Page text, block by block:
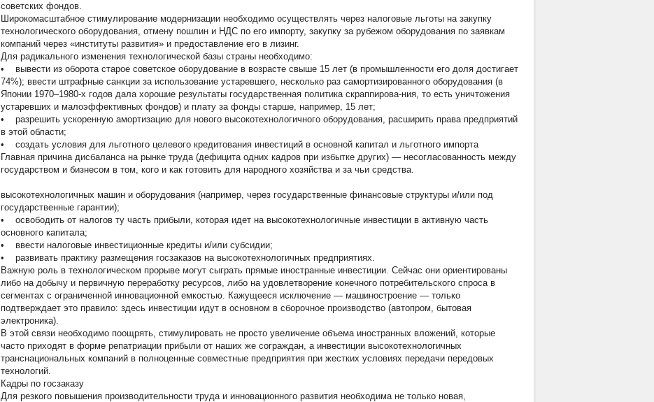
советских фондов.
Широкомасштабное стимулирование модернизации необходимо осуществлять через налоговые льготы на закупку
технологического оборудования, отмену пошлин и НДС по его импорту, закупку за рубежом оборудования по заявкам
компаний через «институты развития» и предоставление его в лизинг.
Для радикального изменения технологической базы страны необходимо:
• вывести из оборота старое советское оборудование в возрасте свыше 15 лет (в промышленности его доля достигает
74%); ввести штрафные санкции за использование устаревшего, несколько раз самортизированного оборудования (в
Японии 1970–1980-х годов дала хорошие результаты государственная политика скраппирова-ния, то есть уничтожения
устаревших и малоэффективных фондов) и плату за фонды старше, например, 15 лет;
• разрешить ускоренную амортизацию для нового высокотехнологичного оборудования, расширить права предприятий
в этой области;
• создать условия для льготного целевого кредитования инвестиций в основной капитал и льготного импорта
Главная причина дисбаланса на рынке труда (дефицита одних кадров при избытке других) — несогласованность между
государством и бизнесом в том, кого и как готовить для народного хозяйства и за чьи средства.
высокотехнологичных машин и оборудования (например, через государственные финансовые структуры и/или под
государственные гарантии);
• освободить от налогов ту часть прибыли, которая идет на высокотехнологичные инвестиции в активную часть
основного капитала;
• ввести налоговые инвестиционные кредиты и/или субсидии;
• развивать практику размещения госзаказов на высокотехнологичных предприятиях.
Важную роль в технологическом прорыве могут сыграть прямые иностранные инвестиции. Сейчас они ориентированы
либо на добычу и первичную переработку ресурсов, либо на удовлетворение конечного потребительского спроса в
сегментах с ограниченной инновационной емкостью. Кажущееся исключение — машиностроение — только
подтверждает это правило: здесь инвестиции идут в основном в сборочное производство (автопром, бытовая
электроника).
В этой связи необходимо поощрять, стимулировать не просто увеличение объема иностранных вложений, которые
часто приходят в форме репатриации прибыли от наших же сограждан, а инвестиции высокотехнологичных
транснациональных компаний в полноценные совместные предприятия при жестких условиях передачи передовых
технологий.
Кадры по госзаказу
Для резкого повышения производительности труда и инновационного развития необходима не только новая,